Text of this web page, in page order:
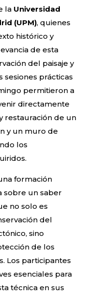
la Universidad
(UPM), quienes
histórico y
de esta
del paisaje y
sesiones prácticas
permitieron a
directamente
restauración de un
y un muro de
los
formación
sobre un saber
no solo es
del
sino
de los
Los participantes
esenciales para
técnica en sus